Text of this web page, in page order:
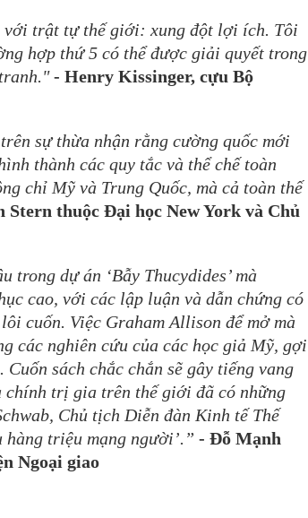
với trật tự thế giới: xung đột lợi ích. Tôi
hợp thứ 5 có thể được giải quyết trong
- Henry Kissinger, cựu Bộ
sự thừa nhận rằng cường quốc mới
thành các quy tắc và thể chế toàn
chỉ Mỹ và Trung Quốc, mà cả toàn thế
thuộc Đại học New York và Chủ
trong dự án ‘Bẫy Thucydides’ mà
cao, với các lập luận và dẫn chứng có
cuốn. Việc Graham Allison để mở mà
các nghiên cứu của các học giả Mỹ, gợi
sách chắc chắn sẽ gây tiếng vang
chính trị gia trên thế giới đã có những
Chủ tịch Diễn đàn Kinh tế Thế
triệu mạng người’.” - Đỗ Mạnh
Ngoại giao